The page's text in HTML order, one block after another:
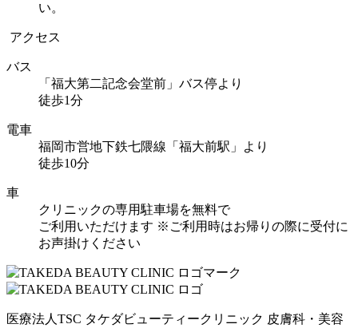
い。
アクセス
バス
「福大第二記念会堂前」バス停より
徒歩1分
電車
福岡市営地下鉄七隈線「福大前駅」より
徒歩10分
車
クリニックの専用駐車場を無料で
ご利用いただけます ※ご利用時はお帰りの際に受付に
お声掛けください
医療法人TSC タケダビューティークリニック 皮膚科・美容